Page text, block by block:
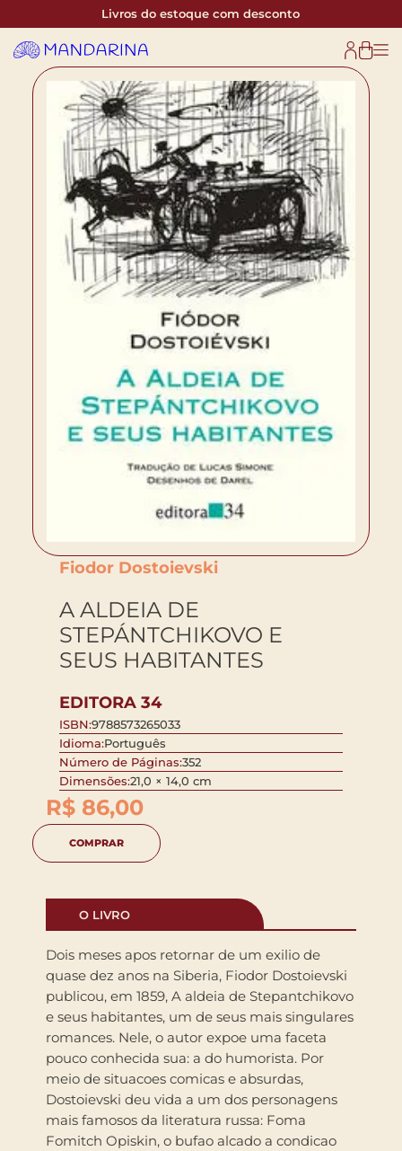
Livros do estoque com desconto
Fiodor Dostoievski
A ALDEIA DE
STEPÁNTCHIKOVO E
SEUS HABITANTES
EDITORA 34
ISBN:9788573265033
Idioma:Português
Número de Páginas:352
Dimensões:21,0 × 14,0 cm
R$ 86,00
COMPRAR
O LIVRO
Dois meses apos retornar de um exilio de
quase dez anos na Siberia, Fiodor Dostoievski
publicou, em 1859, A aldeia de Stepantchikovo
e seus habitantes, um de seus mais singulares
romances. Nele, o autor expoe uma faceta
pouco conhecida sua: a do humorista. Por
meio de situacoes comicas e absurdas,
Dostoievski deu vida a um dos personagens
mais famosos da literatura russa: Foma
Fomitch Opiskin, o bufao alcado a condicao